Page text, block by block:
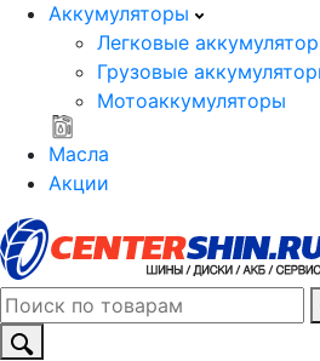
Аккумуляторы
Легковые
Грузовые
Мотоаккумуляторы
Масла
Акции